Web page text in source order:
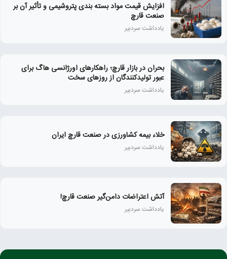
افزایش قیمت مواد بسته بندی پتروشیمی و تأثیر آن بر
صنعت قارچ
یادداشت سردبیر
بحران در بازار قارچ؛ راهکارهای اورژانسی هاگ برای
عبور تولیدکنندگان از روزهای سخت
یادداشت سردبیر
خلاء بیمه کشاورزی در صنعت قارچ ایران
یادداشت سردبیر
آتش اعتراضات دامن‌گیر صنعت قارچ!
یادداشت سردبیر